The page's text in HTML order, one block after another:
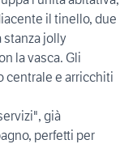
il tinello, due
stanza jolly
la vasca. Gli
centrale e arricchiti
già
perfetti per